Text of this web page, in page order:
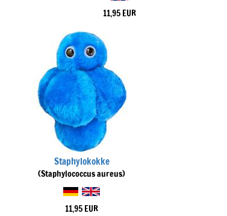
11,95 EUR
Staphylokokke
(Staphylococcus aureus)
11,95 EUR